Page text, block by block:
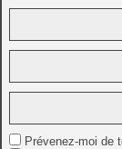
Prévenez-moi de